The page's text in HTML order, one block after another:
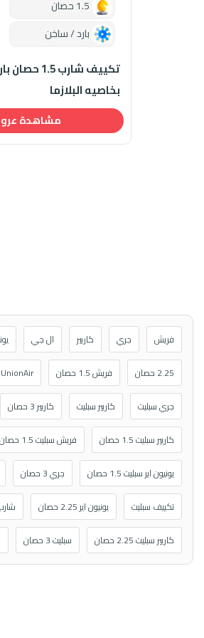
بارد / ساخن
تكييف
بخاصيه البلازما
مشاهدة
فريش جري كاريير ال جي
2.25 حصان فريش 1.5 حصان UnionAir
جري سبليت كاريير سبليت كاريير 3 حصان
كاريير سبليت 1.5 حصان فريش سبليت 1.5 حصان
يونيون اير سبليت 1.5 حصان جري 3 حصان
تكييف سبليت يونيون اير 2.25 حصان شارب 3
كاريير سبليت 2.25 حصان سبليت 3 حصان